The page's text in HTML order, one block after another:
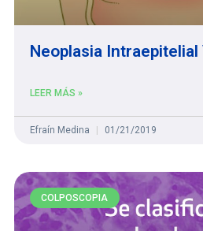
Neoplasia Intraepitelial
LEER MÁS »
Efraín Medina 01/21/2019
COLPOSCOPIA